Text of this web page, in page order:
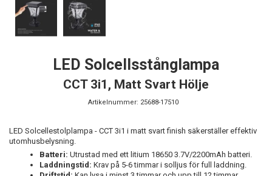
LED Solcellsstånglampa
CCT 3i1, Matt Svart Hölje
Artikelnummer: 25688-17510
LED Solcellestolplampa - CCT 3i1 i matt svart finish säkerställer effektiv
utomhusbelysning.
Batteri: Utrustad med ett litium 18650 3.7V/2200mAh batteri.
Laddningstid: Krav på 5-6 timmar i solljus för full laddning.